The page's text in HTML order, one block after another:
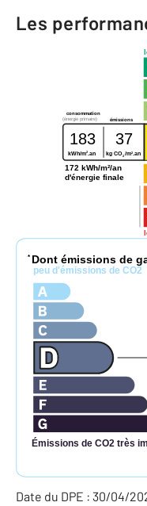
Les
consommation
émissions
(énergie primaire)
183 37
kWh/m2.an kg CO2 /m2 .an
172 kWh/m²/an
d'énergie finale
* Dont émissions de
peu d'émissions de CO2
Émissions de CO2 très
Date du DPE : 30/04/